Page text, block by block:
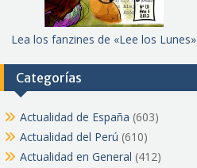
Lea los fanzines de «Lee los Lunes»
Categorías
Actualidad de España (603)
Actualidad del Perú (610)
Actualidad en General (412)